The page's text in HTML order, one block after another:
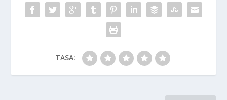
TASA: